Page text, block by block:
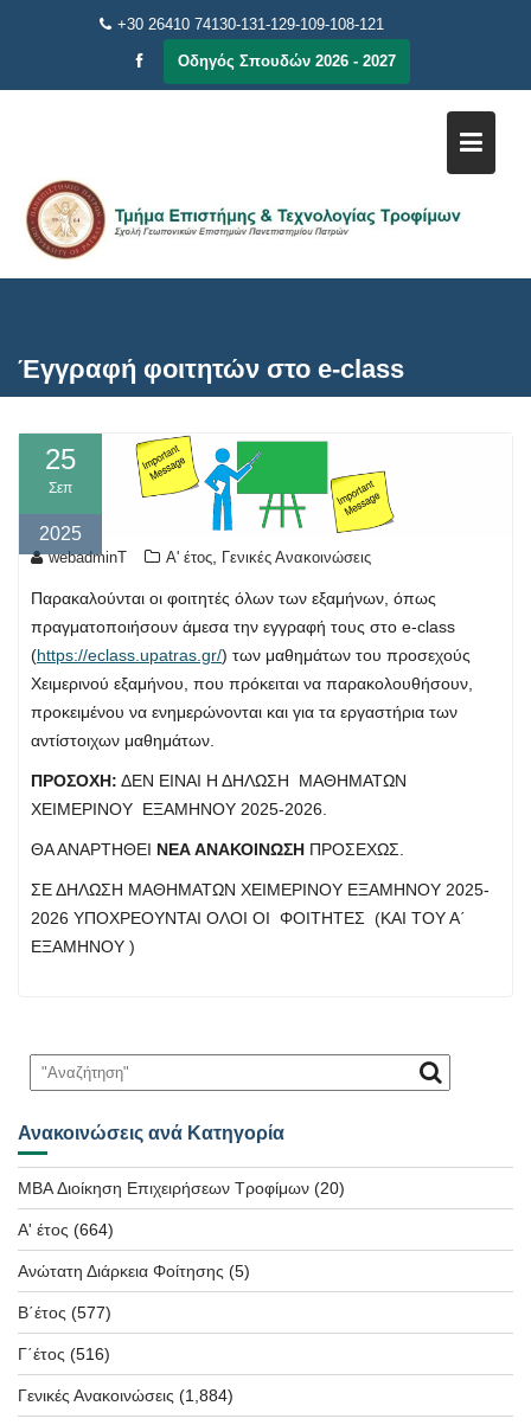
+30 26410 74130-131-129-109-108-121
Οδηγός Σπουδών 2026 - 2027
Έγγραφή φοιτητών στο e-class
25
Σεπ
2025
webadminT Α' έτος Γενικές Ανακοινώσεις
Παρακαλούνται οι φοιτητές όλων των εξαμήνων, όπως
πραγματοποιήσουν άμεσα την εγγραφή τους στο e-class
(https://eclass.upatras.gr/) των μαθημάτων του προσεχούς
Χειμερινού εξαμήνου, που πρόκειται να παρακολουθήσουν,
προκειμένου να ενημερώνονται και για τα εργαστήρια των
αντίστοιχων μαθημάτων.
ΠΡΟΣΟΧΗ: ΔΕΝ ΕΙΝΑΙ Η ΔΗΛΩΣΗ ΜΑΘΗΜΑΤΩΝ
ΧΕΙΜΕΡΙΝΟΥ ΕΞΑΜΗΝΟΥ 2025-2026.
ΘΑ ΑΝΑΡΤΗΘΕΙ ΝΕΑ ΑΝΑΚΟΙΝΩΣΗ ΠΡΟΣΕΧΩΣ.
ΣΕ ΔΗΛΩΣΗ ΜΑΘΗΜΑΤΩΝ ΧΕΙΜΕΡΙΝΟΥ ΕΞΑΜΗΝΟΥ 2025-
2026 ΥΠΟΧΡΕΟΥΝΤΑΙ ΟΛΟΙ ΟΙ ΦΟΙΤΗΤΕΣ (ΚΑΙ ΤΟΥ Α΄
ΕΞΑΜΗΝΟΥ )
Ανακοινώσεις ανά Κατηγορία
MBA Διοίκηση Επιχειρήσεων Τροφίμων (20)
Α' έτος (664)
Ανώτατη Διάρκεια Φοίτησης (5)
Β΄έτος (577)
Γ΄έτος (516)
Γενικές Ανακοινώσεις (1,884)